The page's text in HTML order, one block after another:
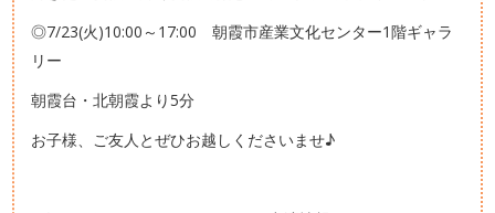
◎7/23(火)10:00～17:00 朝霞市産業文化センター1階ギャラ
リー
朝霞台・北朝霞より5分
お子様、ご友人とぜひお越しくださいませ♪